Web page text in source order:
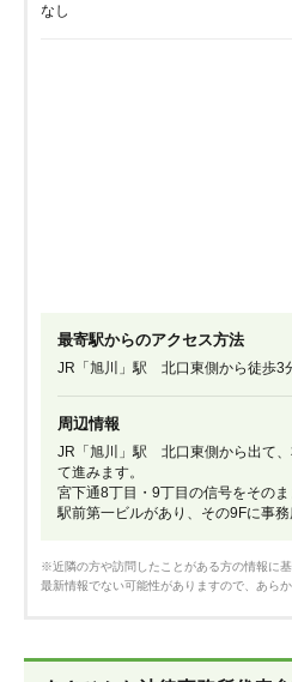
なし
最寄駅からのアクセス方法
JR「旭川」駅 北口東側から徒歩3
周辺情報
JR「旭川」駅 北口東側から出て
て進みます。
宮下通8丁目・9丁目の信号をその
駅前第一ビルがあり、その9Fに事務
※近隣の方や訪問したことがある方の情報に基
最新情報でない可能性がありますので、あらか